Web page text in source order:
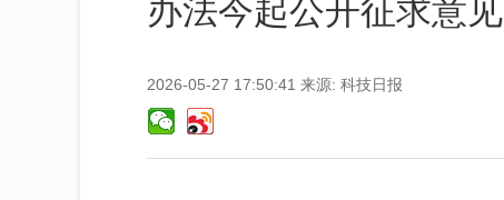
办法今起公开征求意见
2026-05-27 17:50:41 来源: 科技日报